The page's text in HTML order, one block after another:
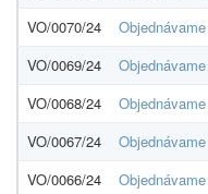
VO/0070/24
VO/0069/24
VO/0068/24
VO/0067/24
VO/0066/24